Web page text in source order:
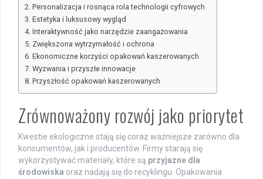
Personalizacja i rosnąca rola technologii cyfrowych
Estetyka i luksusowy wygląd
Interaktywność jako narzędzie zaangażowania
Zwiększona wytrzymałość i ochrona
Ekonomiczne korzyści opakowań kaszerowanych
Wyzwania i przyszłe innowacje
Przyszłość opakowań kaszerowanych
Zrównoważony rozwój jako priorytet
Kwestie ekologiczne stają się coraz ważniejsze zarówno dla
konsumentów, jak i producentów. Firmy starają się
wykorzystywać materiały, które są przyjazne dla
środowiska oraz nadają się do recyklingu. Opakowania